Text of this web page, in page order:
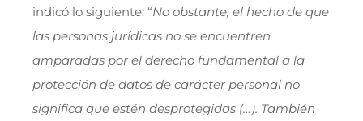
indicó lo siguiente: “No obstante, el hecho de que
las personas jurídicas no se encuentren
amparadas por el derecho fundamental a la
protección de datos de carácter personal no
significa que estén desprotegidas (…). También